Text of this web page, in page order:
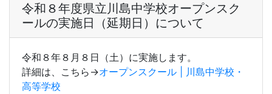
令和８年度県立川島中学校オープンスク
ールの実施日（延期日）について
令和８年８月８日（土）に実施します。
詳細は、こちら→オープンスクール | 川島中学校・
高等学校